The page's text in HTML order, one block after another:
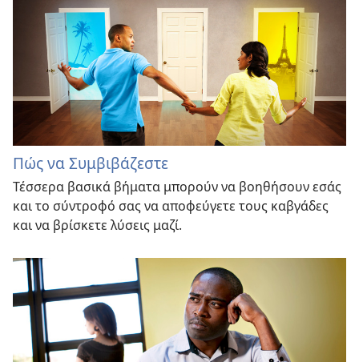
Πώς να Συμβιβάζεστε
Τέσσερα βασικά βήματα μπορούν να βοηθήσουν εσάς
και το σύντροφό σας να αποφεύγετε τους καβγάδες
και να βρίσκετε λύσεις μαζί.